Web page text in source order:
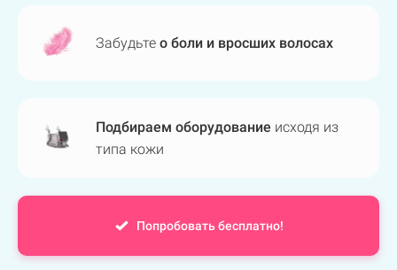
Забудьте о боли и вросших волосах
Подбираем оборудование исходя из
типа кожи
Попробовать бесплатно!